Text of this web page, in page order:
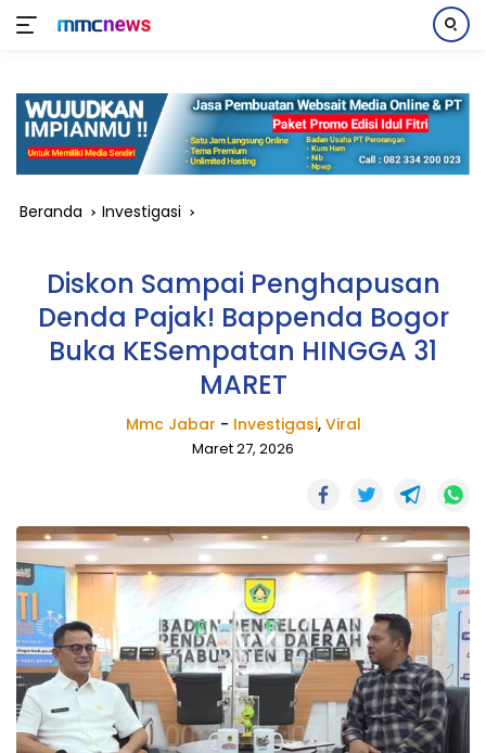
konten
Beranda Investigasi
Diskon Sampai Penghapusan
Denda Pajak! Bappenda Bogor
Buka KESempatan HINGGA 31
MARET
Mmc Jabar - Investigasi, Viral
Maret 27, 2026